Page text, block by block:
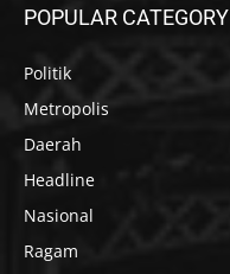
POPULAR CATEGORY
Politik
Metropolis
Daerah
Headline
Nasional
Ragam